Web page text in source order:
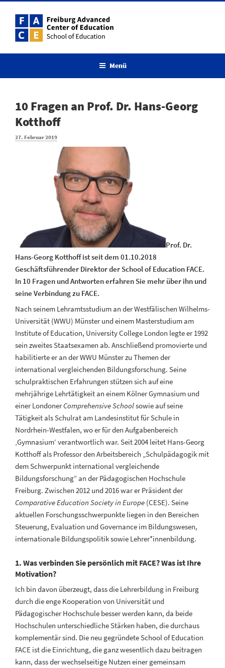
Inhalt
springen
Menü
10 Fragen an Prof. Dr. Hans-Georg
Kotthoff
Veröffentlicht
27. Februar 2019
Prof. Dr.
Hans-Georg Kotthoff ist seit dem 01.10.2018
Geschäftsführender Direktor der School of Education FACE.
In 10 Fragen und Antworten erfahren Sie mehr über ihn und
seine Verbindung zu FACE.
Nach seinem Lehramtsstudium an der Westfälischen Wilhelms-
Universität (WWU) Münster und einem Masterstudium am
Institute of Education, University College London legte er 1992
sein zweites Staatsexamen ab. Anschließend promovierte und
habilitierte er an der WWU Münster zu Themen der
international vergleichenden Bildungsforschung. Seine
schulpraktischen Erfahrungen stützen sich auf eine
mehrjährige Lehrtätigkeit an einem Kölner Gymnasium und
einer LondonerComprehensive Schoolsowie auf seine
Tätigkeit als Schulrat am Landesinstitut für Schule in
Nordrhein-Westfalen, wo er für den Aufgabenbereich
‚Gymnasium‘ verantwortlich war. Seit 2004 leitet Hans-Georg
Kotthoff als Professor den Arbeitsbereich „Schulpädagogik mit
dem Schwerpunkt international vergleichende
Bildungsforschung“ an der Pädagogischen Hochschule
Freiburg. Zwischen 2012 und 2016 war er Präsident der
Comparative Education Society in Europe (CESE). Seine
aktuellen Forschungsschwerpunkte liegen in den Bereichen
Steuerung, Evaluation und Governance im Bildungswesen,
internationale Bildungspolitik sowie Lehrer*innenbildung.
1. Was verbinden Sie persönlich mit FACE? Was ist Ihre
Motivation?
Ich bin davon überzeugt, dass die Lehrerbildung in Freiburg
durch die enge Kooperation von Universität und
Pädagogischer Hochschule besser werden kann, da beide
Hochschulen unterschiedliche Stärken haben, die durchaus
komplementär sind. Die neu gegründete School of Education
FACE ist die Einrichtung, die ganz wesentlich dazu beitragen
kann, dass der wechselseitige Nutzen einer gemeinsam